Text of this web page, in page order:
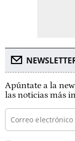
Apúntate a la
las noticias más